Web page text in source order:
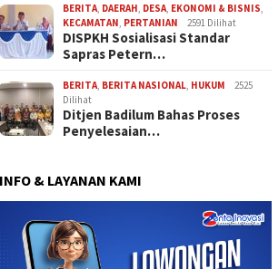
BERITA DAERAH DESA EKONOMI & BISNIS
KECAMATAN PERTANIAN 2591 Dilihat
DISPKH Sosialisasi Standar
Sapras Petern…
BERITA BERITA NASIONAL HUKUM
2525
Dilihat
Ditjen Badilum Bahas Proses
Penyelesaian…
INFO & LAYANAN KAMI